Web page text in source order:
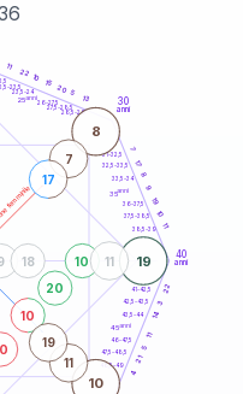
30
anni
40
anni
23,5
23,5-24
26-27,5
27,5-28,5
28,5-29
31-32,5
32,5-33,5
33,5-34
36-37,5
37,5-38,5
38,5-39
41-42,5
42,5-43,5
43,5-44
46-47,5
47,5-48,5
48,5-49
11
22 10
15
20 5
13
7
17
8
9
19
10
11
22
3
14
11
5
21
4
19
8
10
10
20
10 11
18
7
17
11
19
25anni
35anni
45anni